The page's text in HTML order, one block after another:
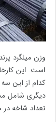
است. این
کدام از این
دیگری شامل
تعداد شاخه در